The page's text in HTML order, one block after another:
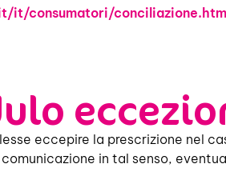
it/consumatori/conciliazione.htm
eccepire la prescrizione nel
in tal senso,